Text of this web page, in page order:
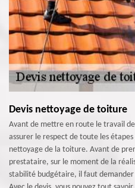
Devis nettoyage de toiture
Avant de mettre en route le travail
assurer le respect de toute les
nettoyage de la toiture. Avant de
prestataire, sur le moment de la
stabilité budgétaire, il faut demander